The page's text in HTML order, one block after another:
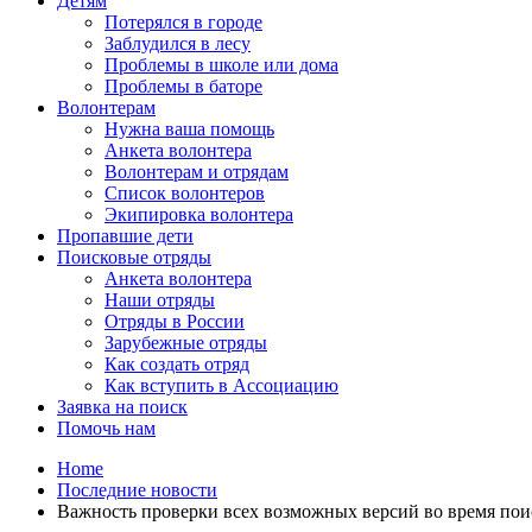
Потерялся в городе
Заблудился в лесу
Проблемы в школе или дома
Проблемы в баторе
Волонтерам
Нужна ваша помощь
Анкета волонтера
Волонтерам и отрядам
Список волонтеров
Экипировка волонтера
Пропавшие дети
Поисковые отряды
Анкета волонтера
Наши отряды
Отряды в России
Зарубежные отряды
Как создать отряд
Как вступить в Ассоциацию
Заявка на поиск
Помочь нам
Home
Последние новости
Важность проверки всех возможных версий во время